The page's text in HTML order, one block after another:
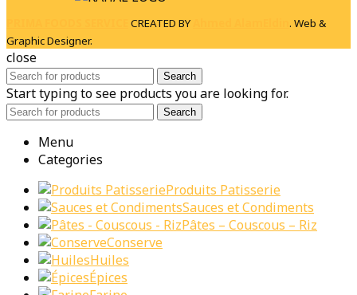
CREATED BY
. Web &
Graphic Designer.
close
Search
Start typing to see products you are looking for.
Search
Menu
Categories
Produits Patisserie
Sauces et Condiments
Pâtes – Couscous – Riz
Conserve
Huiles
Épices